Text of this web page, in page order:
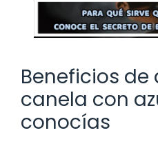
Beneficios
canela con
conocías